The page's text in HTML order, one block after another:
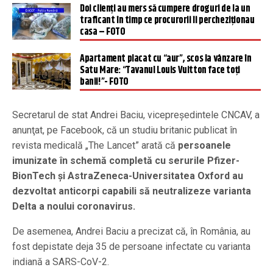
Doi clienți au mers să cumpere droguri de la un
traficant în timp ce procurorii îi percheziționau
casa – FOTO
Apartament placat cu “aur”, scos la vânzare în
Satu Mare: “Tavanul Louis Vuitton face toți
banii!”- FOTO
Secretarul de stat Andrei Baciu, vicepreşedintele CNCAV, a
anunţat, pe Facebook, că un studiu britanic publicat în
revista medicală „The Lancet” arată că persoanele
imunizate în schemă completă cu serurile Pfizer-
BionTech şi AstraZeneca-Universitatea Oxford au
dezvoltat anticorpi capabili să neutralizeze varianta
Delta a noului coronavirus.
De asemenea, Andrei Baciu a precizat că, în România, au
fost depistate deja 35 de persoane infectate cu varianta
indiană a SARS-CoV-2.